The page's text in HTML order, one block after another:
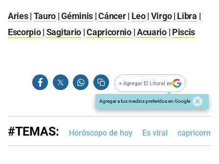
Aries| Tauro |Géminis |Cáncer| Leo| Virgo| Libra |
Escorpio| Sagitario |Capricornio|Acuario| Piscis
+ Agregar El Litoral en
Agregar a tus medios preferidos en Google
#TEMAS: Horóscopo de hoy Es viral capricornio